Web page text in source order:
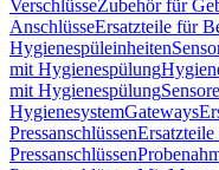
VerschlüsseZubehör für
AnschlüsseErsatzteile für
Hygienespüleinheiten
mit Hygienespülung
mit Hygienespülung
HygienesystemGateways
Pressanschlüssen
Pressanschlüssen